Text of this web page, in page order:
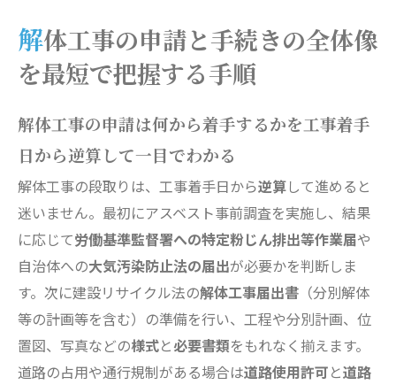
出方法
解体工事の完了後に行う建物滅失登記の申請を
解体工事の申請と道路使用許可・ライフライン
停止手続きによるトラブル回避
解体工事の申請と届出不要の判断・罰則・費用
リスクの徹底管理
解体工事の申請に関するよくある質問と効率的
な進め方
会社概要
解体工事の申請と手続きの全体像
を最短で把握する手順
解体工事の申請は何から着手するかを工事着手
日から逆算して一目でわかる
解体工事の段取りは、工事着手日から逆算して進めると
迷いません。最初にアスベスト事前調査を実施し、結果
に応じて労働基準監督署への特定粉じん排出等作業届や
自治体への大気汚染防止法の届出が必要かを判断しま
す。次に建設リサイクル法の解体工事届出書 （分別解体
等の計画等を含む）の準備を行い、工程や分別計画、位
置図、写真などの様式と必要書類をもれなく揃えます。
道路の占用や通行規制がある場合は道路使用許可と道路